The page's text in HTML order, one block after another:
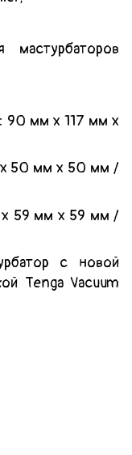
90 мм х 117 мм х
х 50 мм х 50 мм /
х 59 мм х 59 мм /
с новой
Tenga Vacuum